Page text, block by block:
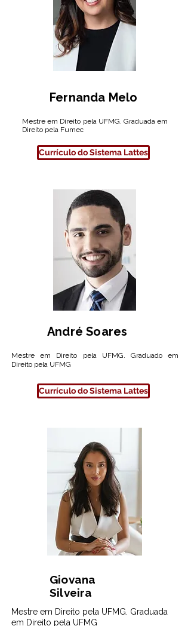
Fernanda Melo
Mestre em Direito pela UFMG. Graduada em
Direito pela Fumec
Currículo do Sistema Lattes
André Soares
Mestre em Direito pela UFMG. Graduado em
Direito pela UFMG
Currículo do Sistema Lattes
Giovana
Silveira
Mestre em Direito pela UFMG. Graduada
em Direito pela UFMG